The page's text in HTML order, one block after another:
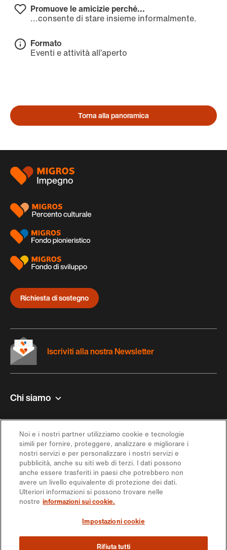
Promuove le amicizie perché...
...consente di stare insieme informalmente.
Formato
Eventi e attività all’aperto
Torna alla panoramica
Piè
pagina
Richiesta di sostegno
Chi siamo
Ispirazione
Offerta
Iscriviti alla nostra Newsletter
Seguici sui social media
Noi e i nostri partner utilizziamo cookie e tecnologie
simili per fornire, proteggere, analizzare e migliorare i
nostri servizi e per personalizzare i nostri servizi e
pubblicità, anche su siti web di terzi. I dati possono
anche essere trasferiti in paesi che potrebbero non
avere un livello equivalente di protezione dei dati.
Ulteriori informazioni si possono trovare nelle
nostre informazioni sui cookie.
Impostazioni cookie
Rifiuta tutti